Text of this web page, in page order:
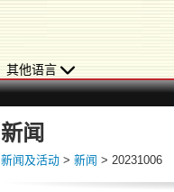
其他语言
新闻
新闻及活动 > 新闻 > 20231006